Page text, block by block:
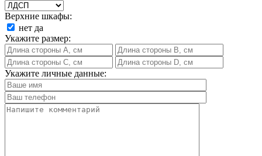
Верхние шкафы:
нет да
Укажите размер:
Укажите личные данные: